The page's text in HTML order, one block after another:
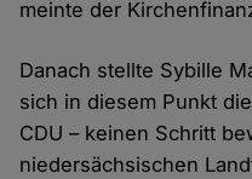
meinte der
Danach stellte Sybille
sich in diesem Punkt
CDU – keinen Schritt
niedersächsischen